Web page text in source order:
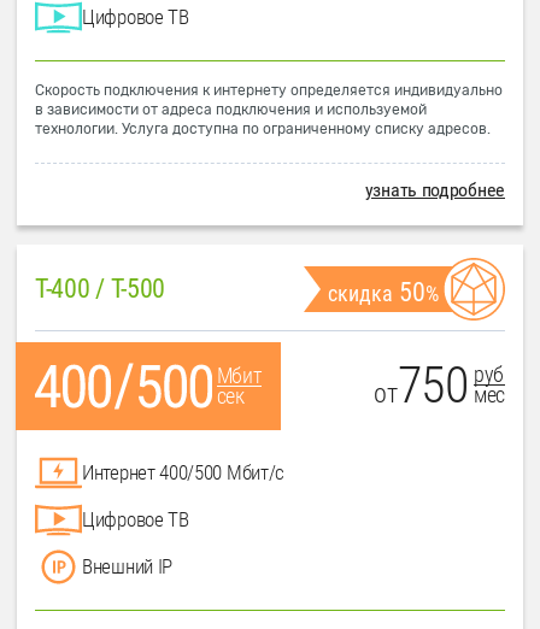
Цифровое ТВ
Скорость подключения к интернету определяется индивидуально
в зависимости от адреса подключения и используемой
технологии. Услуга доступна по ограниченному списку адресов.
узнать подробнее
T-400 / T-500 скидка 50%
Мбит
сек
от750 руб
мес
Интернет 400/500 Мбит/с
Цифровое ТВ
Внешний IP